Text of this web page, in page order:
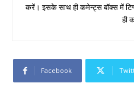
करें। इसके साथ ही कमेन्ट्स बॉक्स में
ही
Facebook